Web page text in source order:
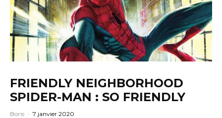
FRIENDLY NEIGHBORHOOD
SPIDER-MAN : SO FRIENDLY
Boris · 7 janvier 2020